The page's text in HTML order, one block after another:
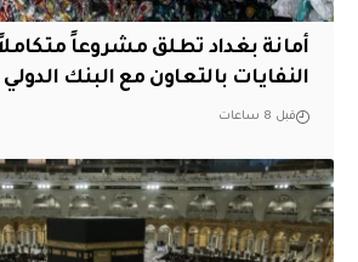
أمانة بغداد تطلق مشروعاً متكاملاً
النفايات بالتعاون مع البنك الدولي
قبل 8 ساعات